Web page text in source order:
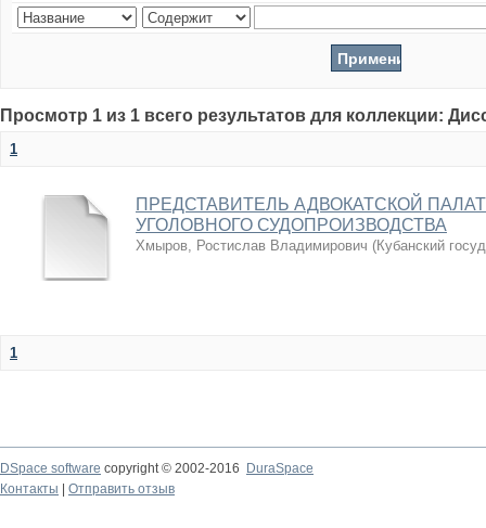
Просмотр 1 из 1 всего результатов для коллекции:
1
ПРЕДСТАВИТЕЛЬ АДВОКАТСКОЙ
УГОЛОВНОГО СУДОПРОИЗВОДСТВА
Хмыров, Ростислав Владимирович (Кубанский
1
DSpace software copyright © 2002-2016
DuraSpace
Контакты
Отправить отзыв